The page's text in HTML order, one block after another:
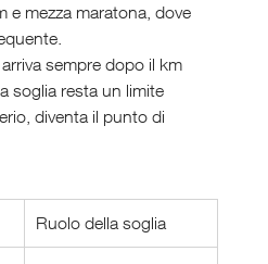
mezza maratona, dove
sempre dopo il km
soglia resta un limite
diventa il punto di
Ruolo della soglia